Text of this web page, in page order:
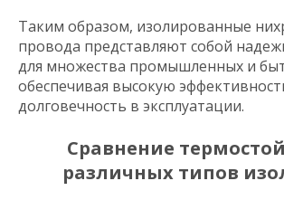
Таким образом, изолированные
провода представляют собой
для множества промышленных и
обеспечивая высокую
долговечность в эксплуатации.
Сравнение
различных типов